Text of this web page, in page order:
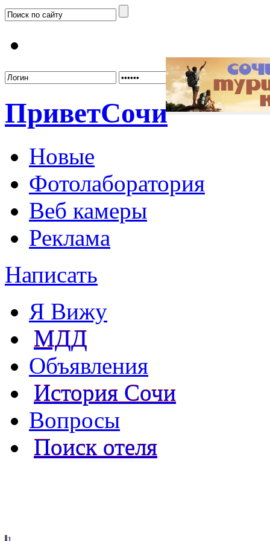
ПриветСочи
Новые
Фотолаборатория
Веб камеры
Реклама
Написать
Я Вижу
МДД
Объявления
История Сочи
Вопросы
Поиск отеля